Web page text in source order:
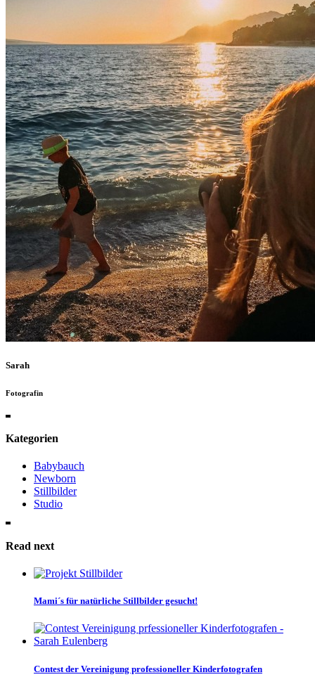
Sarah
Fotografin
Kategorien
Babybauch
Newborn
Stillbilder
Studio
Read next
Mami´s für natürliche Stillbilder gesucht!
Contest der Vereinigung professioneller Kinderfotografen